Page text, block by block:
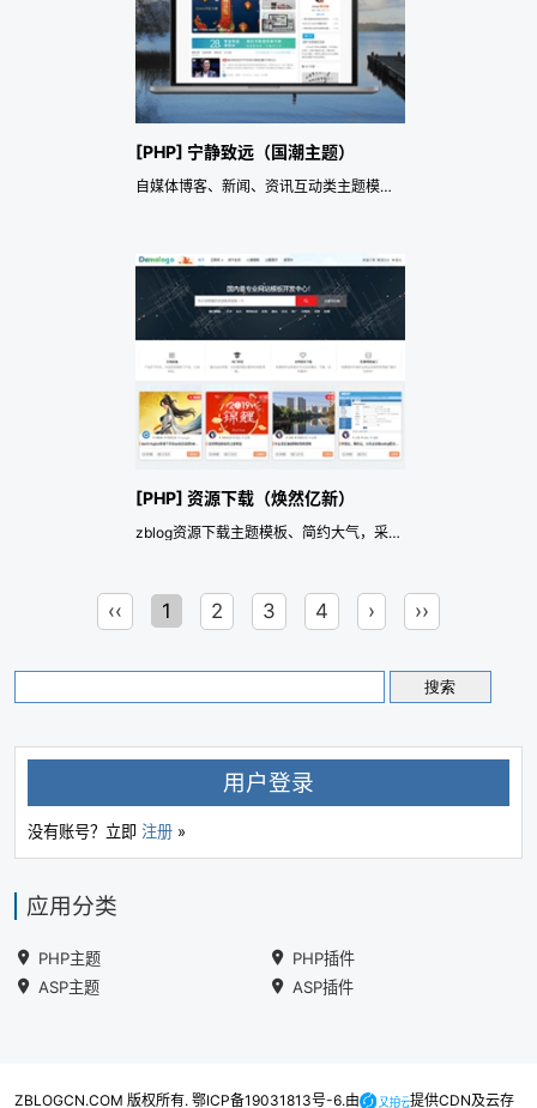
[PHP] 宁静致远（国潮主题）
自媒体博客、新闻、资讯互动类主题模板及强大的SEO优化效果
[PHP] 资源下载（焕然亿新）
zblog资源下载主题模板、简约大气，采用响应式布局+SEO优化。
‹‹ 1 2 3 4 › ››
用户登录
没有账号？立即 注册 »
应用分类
PHP主题
PHP插件
ASP主题
ASP插件
ZBLOGCN.COM 版权所有. 鄂ICP备19031813号-6.由 提供CDN及云存